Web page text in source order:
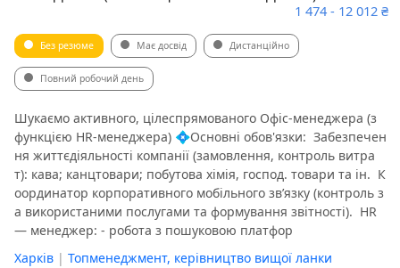
1 474 - 12 012 ₴
Без резюме Має досвід Дистанційно
Повний робочий день
Шукаємо активного, цілеспрямованого Офіс-менеджера (з
функцією HR-менеджера) 💠Основні обов'язки: ️ Забезпечен
ня життєдіяльності компанії (замовлення, контроль витра
т): кава; канцтовари; побутова хімія, господ. товари та ін. ️ К
оординатор корпоративного мобільного зв’язку (контроль з
а використаними послугами та формування звітності). ️ HR
— менеджер: - робота з пошуковою платфор
Харків | Топменеджмент, керівництво вищої ланки